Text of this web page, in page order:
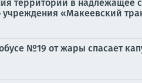
территории в надлежащее
учреждения «Макеевский
№19 от жары спасает